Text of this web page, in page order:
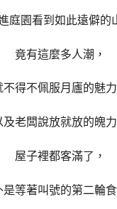
庭園看到如此遠僻的
竟有這麼多人潮，
不得不佩服月廬的魅力
及老闆說放就放的魄力
屋子裡都客滿了，
是等著叫號的第二輪食